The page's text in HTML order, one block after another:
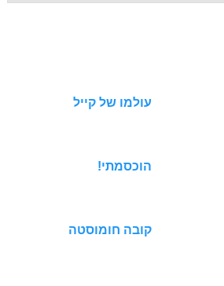
עולמו של קייל
הוכסמתי!
קובה חומוסטה